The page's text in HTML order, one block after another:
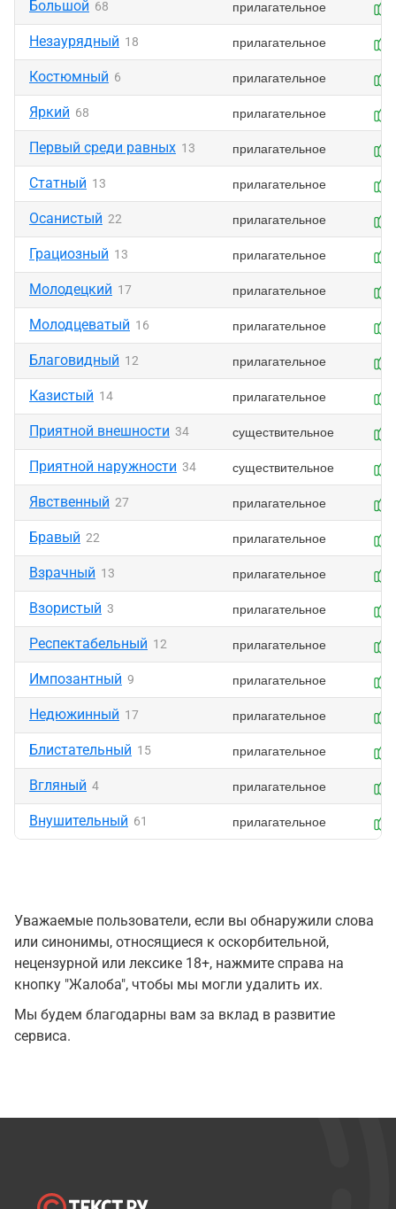
Большой 68 прилагательное
Незаурядный 18 прилагательное
Костюмный 6 прилагательное
Яркий 68 прилагательное
Первый среди равных 13 прилагательное
Статный 13 прилагательное
Осанистый 22 прилагательное
Грациозный 13 прилагательное
Молодецкий 17 прилагательное
Молодцеватый 16 прилагательное
Благовидный 12 прилагательное
Казистый 14 прилагательное
Приятной внешности 34 существительное
Приятной наружности 34 существительное
Явственный 27 прилагательное
Бравый 22 прилагательное
Взрачный 13 прилагательное
Взористый 3 прилагательное
Респектабельный 12 прилагательное
Импозантный 9 прилагательное
Недюжинный 17 прилагательное
Блистательный 15 прилагательное
Вгляный 4 прилагательное
Внушительный 61 прилагательное
Уважаемые пользователи, если вы обнаружили слова
или синонимы, относящиеся к оскорбительной,
нецензурной или лексике 18+, нажмите справа на
кнопку "Жалоба", чтобы мы могли удалить их.
Мы будем благодарны вам за вклад в развитие
сервиса.